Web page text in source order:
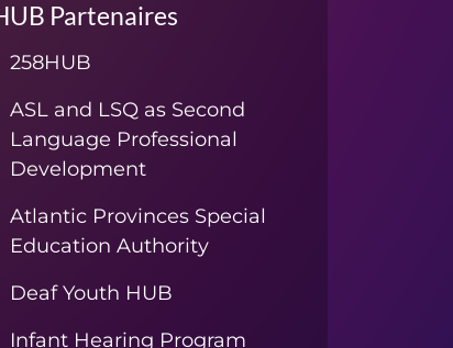
Partenaires
258HUB
ASL and LSQ as Second
Language Professional
Development
Atlantic Provinces Special
Education Authority
Deaf Youth HUB
Infant Hearing Program